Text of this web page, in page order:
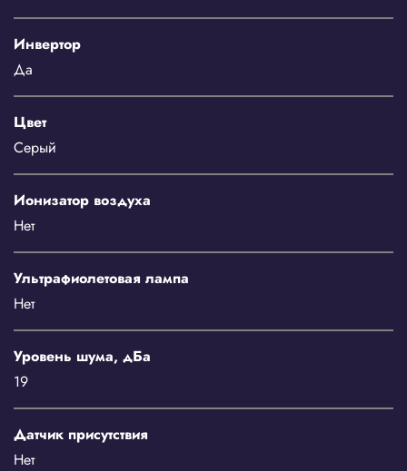
Инвертор
Да
Цвет
Серый
Ионизатор воздуха
Нет
Ультрафиолетовая лампа
Нет
Уровень шума, дБа
19
Датчик присутствия
Нет